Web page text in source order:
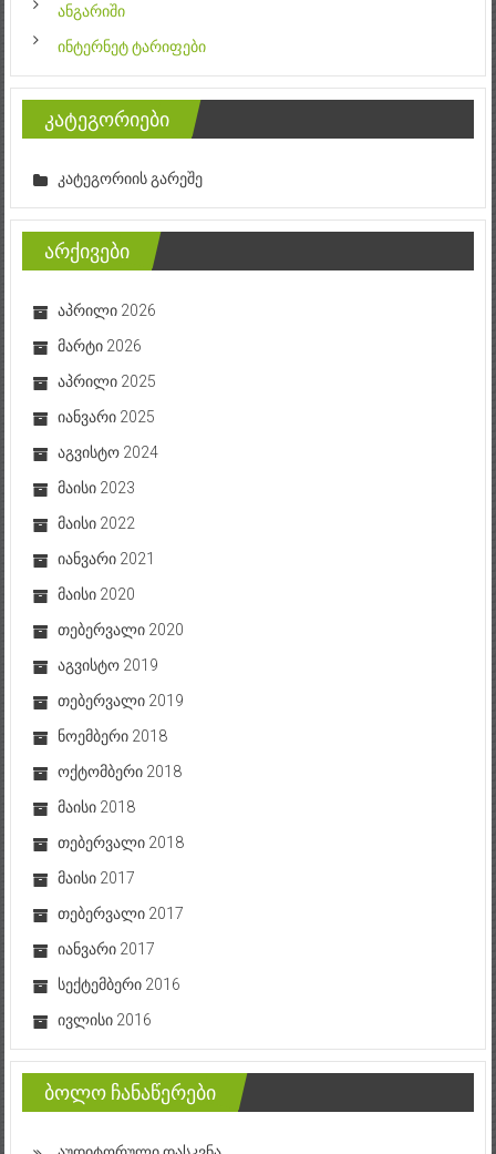
ანგარიში
ინტერნეტ ტარიფები
კატეგორიები
კატეგორიის გარეშე
არქივები
აპრილი 2026
მარტი 2026
აპრილი 2025
იანვარი 2025
აგვისტო 2024
მაისი 2023
მაისი 2022
იანვარი 2021
მაისი 2020
თებერვალი 2020
აგვისტო 2019
თებერვალი 2019
ნოემბერი 2018
ოქტომბერი 2018
მაისი 2018
თებერვალი 2018
მაისი 2017
თებერვალი 2017
იანვარი 2017
სექტემბერი 2016
ივლისი 2016
ბოლო ჩანაწერები